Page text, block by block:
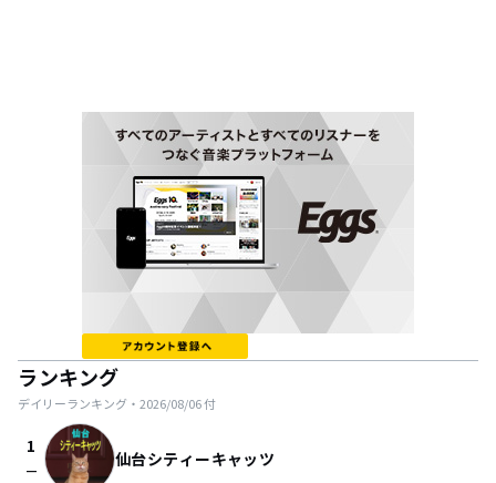
ランキング
デイリーランキング・ 2026/08/06付
1
check_indeterminate_small 仙台シティーキャッツ